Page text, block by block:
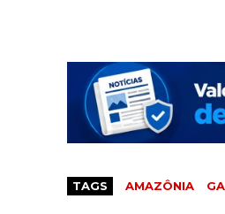
TAGS AMAZÔNIA